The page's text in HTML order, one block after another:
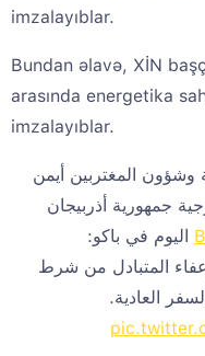
imzalayıblar.
Bundan əlavə, XİN
arasında energetika
imzalayıblar.
وشؤون المغتربين أيمن
جمهورية أذربيجان
اليوم في باكو:
المتبادل من شرط
العادية.